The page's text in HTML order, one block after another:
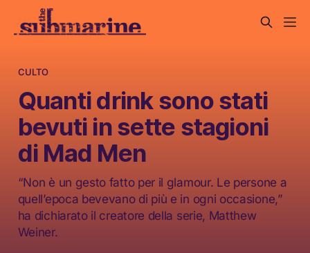
CULTO
Quanti drink sono stati
bevuti in sette stagioni
di Mad Men
“Non è un gesto fatto per il glamour. Le persone a
quell’epoca bevevano di più e in ogni occasione,”
ha dichiarato il creatore della serie, Matthew
Weiner.